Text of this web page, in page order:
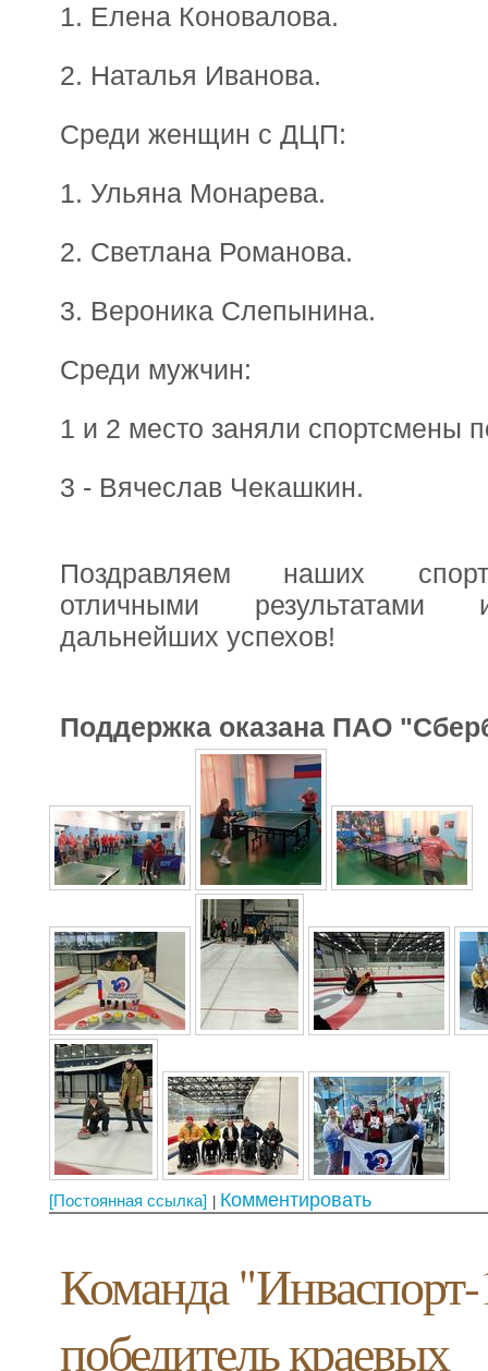
1. Елена Коновалова.
2. Наталья Иванова.
Среди женщин с ДЦП:
1. Ульяна Монарева.
2. Светлана Романова.
3. Вероника Слепынина.
Среди мужчин:
1 и 2 место заняли спортсмены
3 - Вячеслав Чекашкин.
Поздравляем наших
отличными
дальнейших успехов!
Поддержка оказана ПАО
[Постоянная ссылка] Комментировать
Команда
победитель краевых